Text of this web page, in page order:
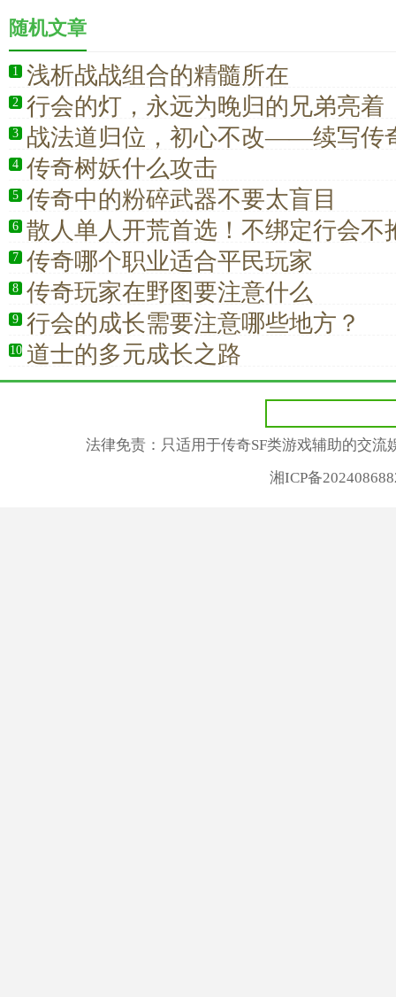
随机文章
1 浅析战战组合的精髓所在
2 行会的灯，永远为晚归的兄弟亮着
3 战法道归位，初心不改——续写传
4 传奇树妖什么攻击
5 传奇中的粉碎武器不要太盲目
6 散人单人开荒首选！不绑定行会不
独行玛法也能自在成型
7 传奇哪个职业适合平民玩家
8 传奇玩家在野图要注意什么
9 行会的成长需要注意哪些地方？
10 道士的多元成长之路
法律免责：只适用于传奇SF类游戏辅助的交
湘ICP备